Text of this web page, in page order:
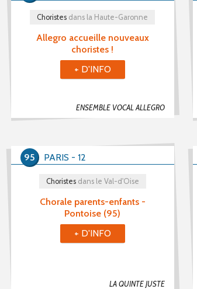
Allegro accueille nouveaux
choristes !
ENSEMBLE VOCAL ALLEGRO
Choristes dans la Haute-Garonne
+ D'INFO
Chorale parents-enfants -
Pontoise (95)
LA QUINTE JUSTE
Choristesdans le Val-d'Oise
PARIS - 12
95
+ D'INFO